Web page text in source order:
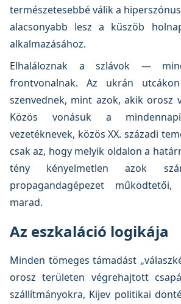
természetesebbé válik a
alacsonyabb lesz a küszöb
alkalmazásához.
Elhaláloznak a szlávok —
frontvonalnak. Az ukrán
szenvednek, mint azok, akik orosz
Közös vonásuk a
vezetéknevek, közös XX. századi
csak az, hogy melyik oldalon a
tény kényelmetlen azok
propagandagépezet
marad.
Az eszkaláció logikája
Minden tömeges támadást
orosz területen végrehajtott
szállítmányokra, Kijev politikai